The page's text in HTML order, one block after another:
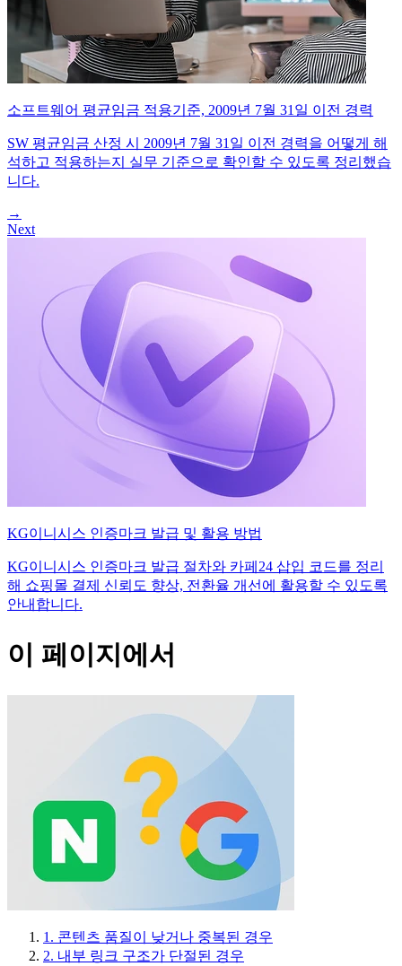
소프트웨어 평균임금 적용기준, 2009년 7월 31일 이전 경력
SW 평균임금 산정 시 2009년 7월 31일 이전 경력을 어떻게 해
석하고 적용하는지 실무 기준으로 확인할 수 있도록 정리했습
니다.
→
Next
KG이니시스 인증마크 발급 및 활용 방법
KG이니시스 인증마크 발급 절차와 카페24 삽입 코드를 정리
해 쇼핑몰 결제 신뢰도 향상, 전환율 개선에 활용할 수 있도록
안내합니다.
이 페이지에서
1. 콘텐츠 품질이 낮거나 중복된 경우
2. 내부 링크 구조가 단절된 경우